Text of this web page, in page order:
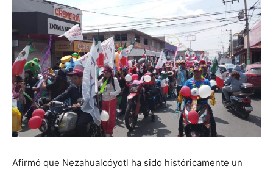
Afirmó que Nezahualcóyotl ha sido históricamente un